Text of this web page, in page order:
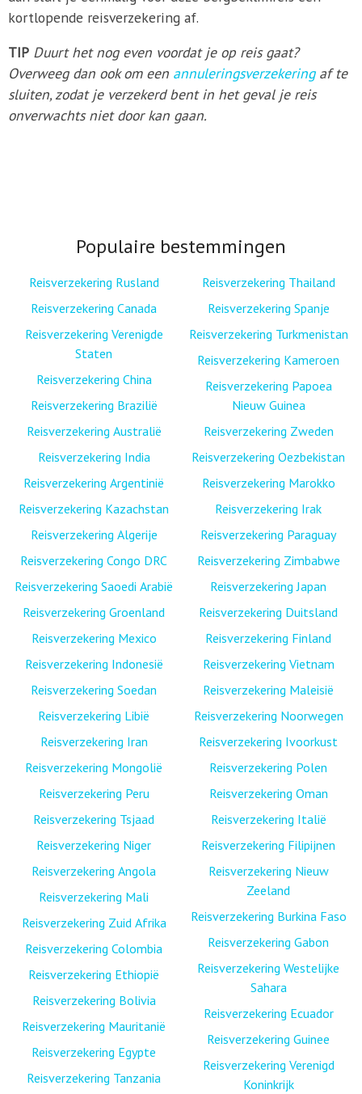
kortlopende reisverzekering af.
TIP Duurt het nog even voordat je op reis gaat?
Overweeg dan ook om een annuleringsverzekeringaf te
sluiten, zodat je verzekerd bent in het geval je reis
onverwachts niet door kan gaan.
Populaire bestemmingen
Reisverzekering Rusland
Reisverzekering Canada
Reisverzekering Verenigde
Staten
Reisverzekering China
Reisverzekering Brazilië
Reisverzekering Australië
Reisverzekering India
Reisverzekering Argentinië
Reisverzekering Kazachstan
Reisverzekering Algerije
Reisverzekering Congo DRC
Reisverzekering Saoedi Arabië
Reisverzekering Groenland
Reisverzekering Mexico
Reisverzekering Indonesië
Reisverzekering Soedan
Reisverzekering Libië
Reisverzekering Iran
Reisverzekering Mongolië
Reisverzekering Peru
Reisverzekering Tsjaad
Reisverzekering Niger
Reisverzekering Angola
Reisverzekering Mali
Reisverzekering Zuid Afrika
Reisverzekering Colombia
Reisverzekering Ethiopië
Reisverzekering Bolivia
Reisverzekering Mauritanië
Reisverzekering Egypte
Reisverzekering Tanzania
Reisverzekering Thailand
Reisverzekering Spanje
Reisverzekering Turkmenistan
Reisverzekering Kameroen
Reisverzekering Papoea
Nieuw Guinea
Reisverzekering Zweden
Reisverzekering Oezbekistan
Reisverzekering Marokko
Reisverzekering Irak
Reisverzekering Paraguay
Reisverzekering Zimbabwe
Reisverzekering Japan
Reisverzekering Duitsland
Reisverzekering Finland
Reisverzekering Vietnam
Reisverzekering Maleisië
Reisverzekering Noorwegen
Reisverzekering Ivoorkust
Reisverzekering Polen
Reisverzekering Oman
Reisverzekering Italië
Reisverzekering Filipijnen
Reisverzekering Nieuw
Zeeland
Reisverzekering Burkina Faso
Reisverzekering Gabon
Reisverzekering Westelijke
Sahara
Reisverzekering Ecuador
Reisverzekering Guinee
Reisverzekering Verenigd
Koninkrijk